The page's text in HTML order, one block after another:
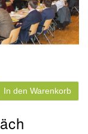
In den Warenkorb